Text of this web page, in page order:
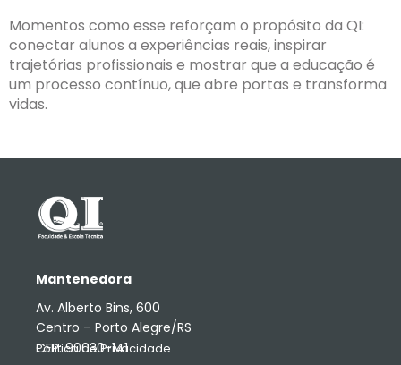
Momentos como esse reforçam o propósito da QI:
conectar alunos a experiências reais, inspirar
trajetórias profissionais e mostrar que a educação é
um processo contínuo, que abre portas e transforma
vidas.
Mantenedora
Av. Alberto Bins, 600
Centro – Porto Alegre/RS
CEP: 90030-141
Política de Privacidade